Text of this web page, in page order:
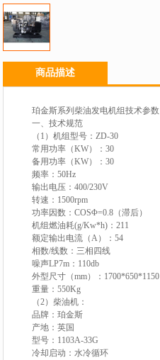
商品描述
珀金斯系列柴油发电机组技术参数
一、技术规范
（1）机组型号：ZD-30
常用功率（KW）：30
备用功率（KW）：30
频率：50Hz
输出电压：400/230V
转速：1500rpm
功率因数：COSΦ=0.8（滞后）
机组燃油耗(g/Kw*h)：211
额定输出电流（A）：54
相数/线数：三相四线
噪声LP7m：110db
外型尺寸（mm）：1700*650*1150
重量：550Kg
（2）柴油机：
品牌：珀金斯
产地：英国
型号：1103A-33G
冷却启动：水冷循环